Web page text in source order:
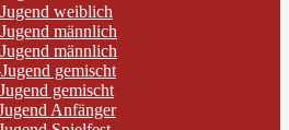
weiblich
männlich
männlich
gemischt
gemischt
Anfänger